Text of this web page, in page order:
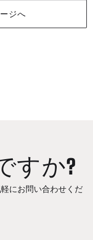
ジへ
すか?
にお問い合わせくだ